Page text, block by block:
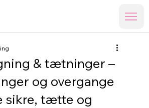
& tætninger –
og overgange
sikre, tætte og